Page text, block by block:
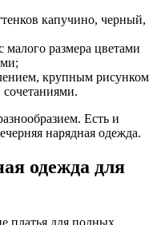
капучино, черный,
размера цветами
крупным рисунком
Есть и
нарядная одежда.
одежда для
платья для полных